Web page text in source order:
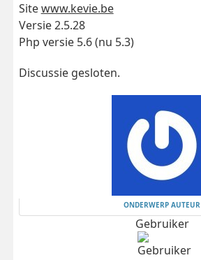
Sitewww.kevie.be
Versie 2.5.28
Php versie 5.6 (nu 5.3)
Discussie gesloten.
ONDERWERP AUTEUR
Gebruiker